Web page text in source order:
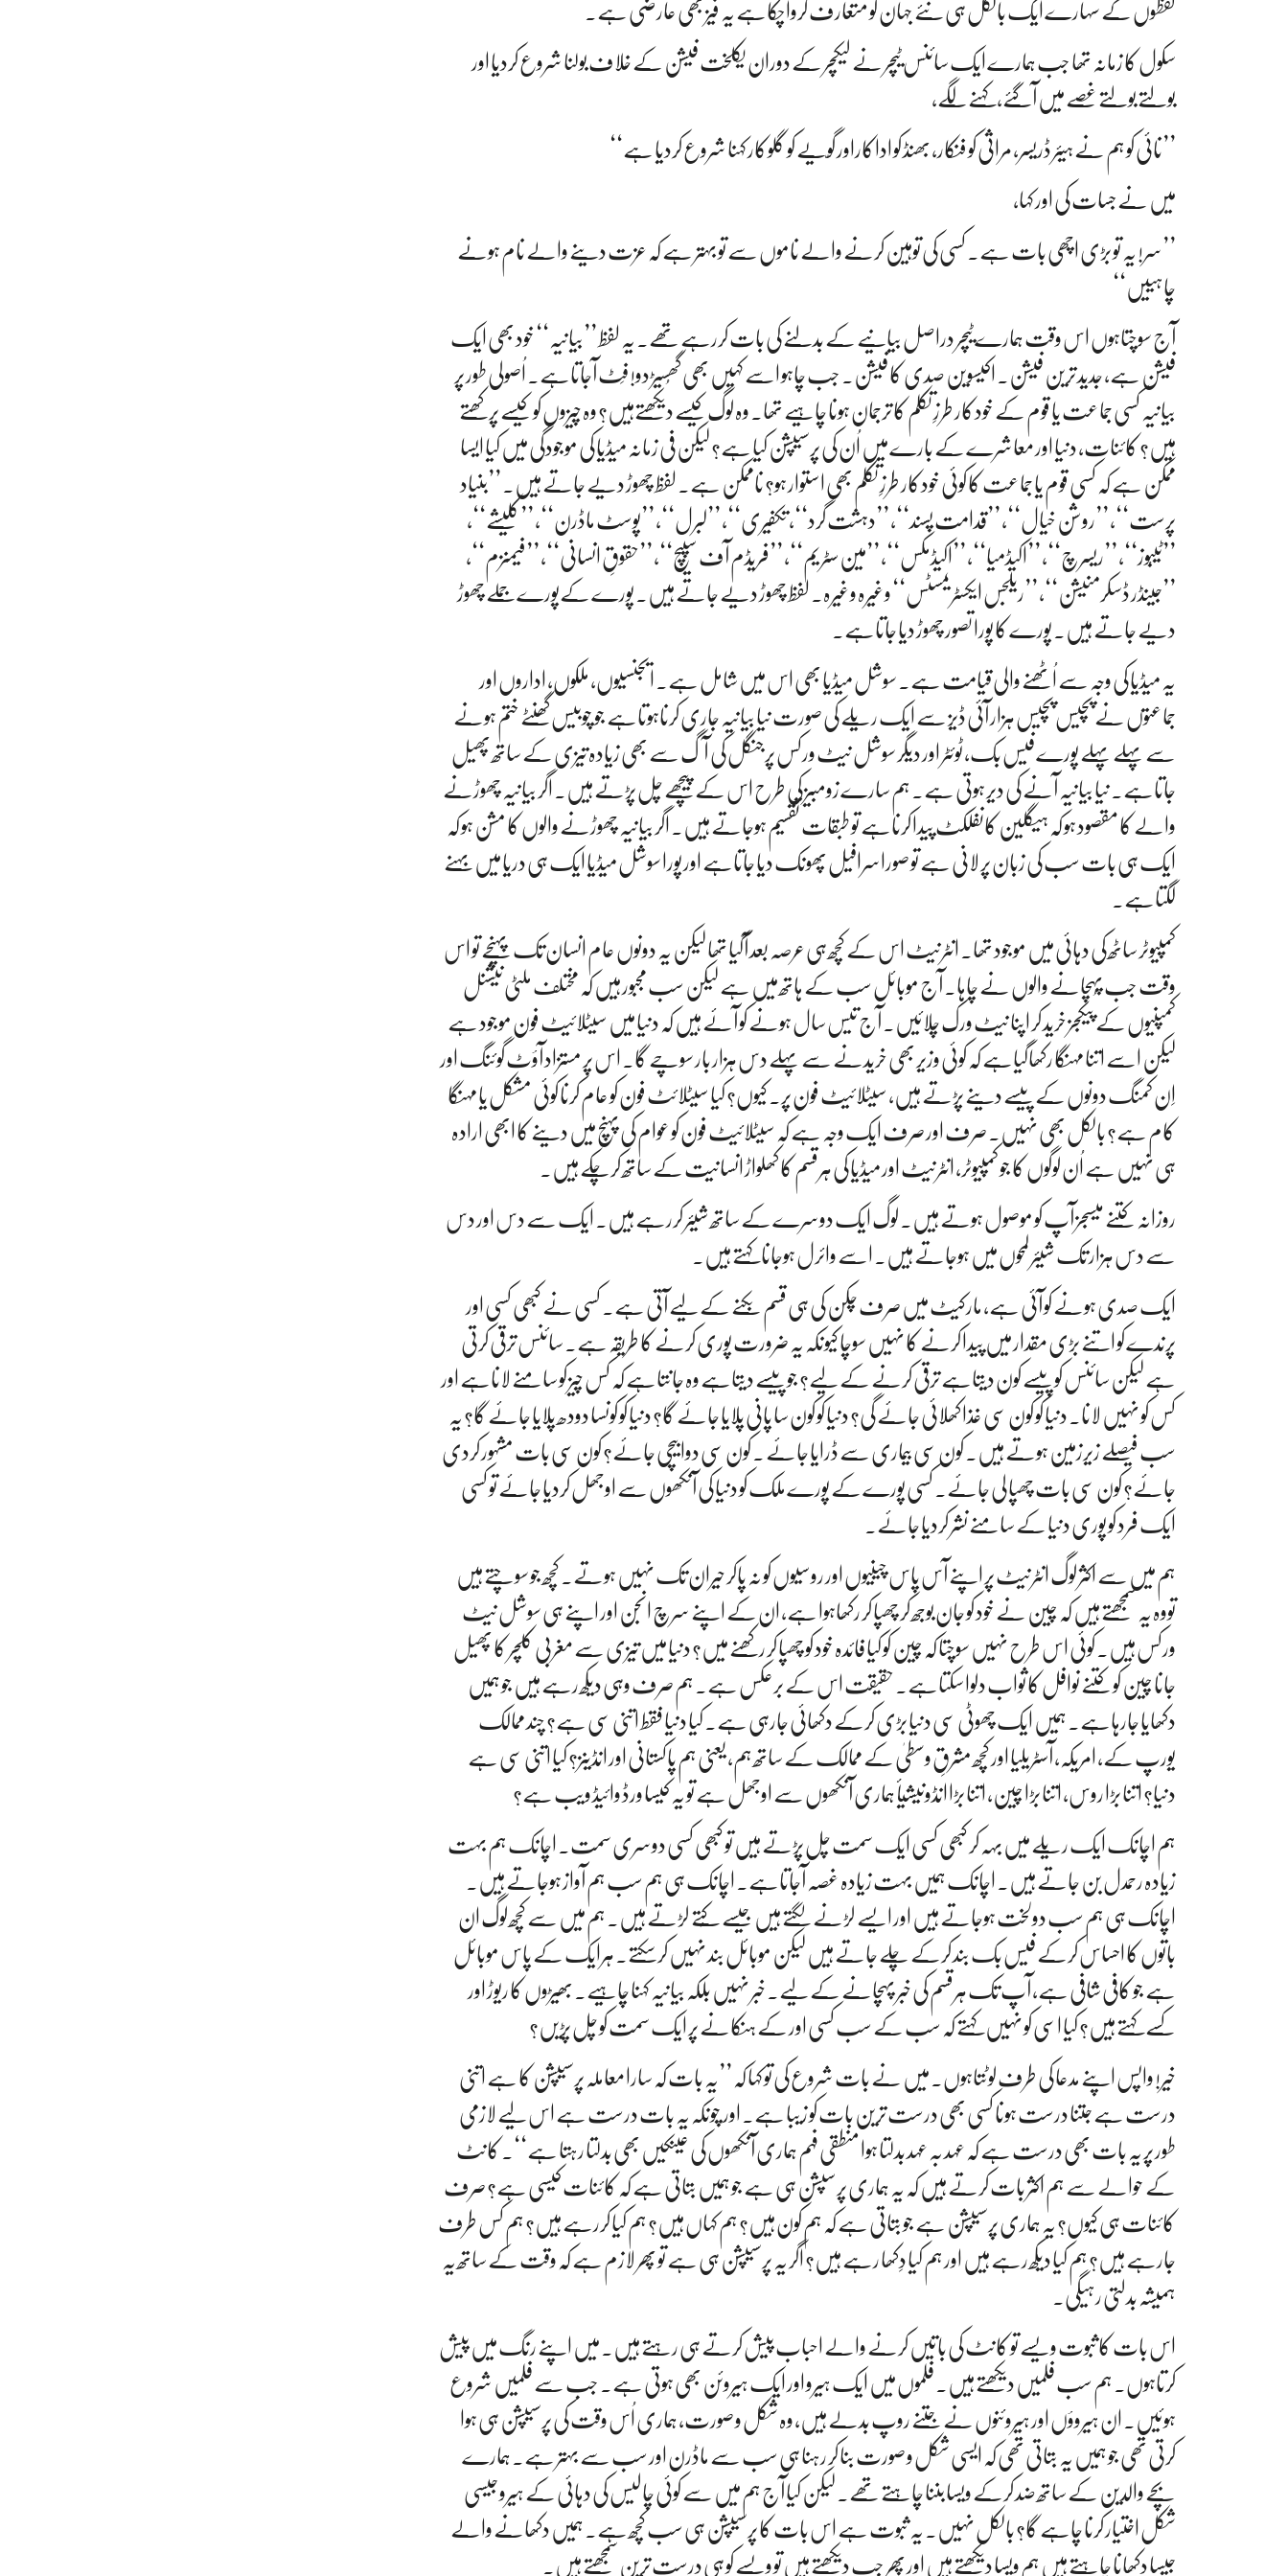
لفظوں کے سہارے ایک بالکل ہی نئے جہان کو متعارف کرواچکاہے یہ فیز بھی عارضی ہے۔
سکول کا زمانہ تھا جب ہمارے ایک سائنس ٹیچر نے لیکچر کے دوران یکلخت فیشن کے خلاف بولنا شروع کردیا اور
بولتے بولتے غصے میں آگئے، کہنے لگے،
’’نائی کو ہم نے ہیئر ڈریسر، مراثی کو فنکار، بھنڈ کو اداکاراور گویّے کو گلوکار کہنا شروع کردیا ہے‘‘
میں نے جسات کی اور کہا،
’’سر! یہ تو بڑی اچھی بات ہے۔ کسی کی توہین کرنے والے ناموں سے تو بہتر ہے کہ عزت دینے والے نام ہونے
چاہییں‘‘
آج سوچتاہوں اس وقت ہمارے ٹیچر دراصل بیانیے کے بدلنے کی بات کررہے تھے۔ یہ لفظ ’’بیانیہ‘‘ خود بھی ایک
فیشن ہے، جدید ترین فیشن۔ اکیسوین صدی کا فیشن۔ جب چاہو اسے کہیں بھی گھُسیڑ دو! فِٹ آجاتاہے۔ اُصولی طور پر
بیانیہ کسی جماعت یا قوم کے خودکار طرزِ تکلم کا ترجمان ہونا چاہیے تھا۔ وہ لوگ کیسے دیکھتےہیں؟ وہ چیزوں کو کیسے پرکھتے
ہیں؟ کائنات، دنیا اور معاشرے کے بارے میں اُن کی پرسیپشن کیا ہے؟ لیکن فی زمانہ میڈیا کی موجودگی میں کیا ایسا
ممکن ہے کہ کسی قوم یا جماعت کا کوئی خودکار طرزِ تکلم بھی استوار ہو؟ ناممکن ہے۔ لفظ چھوڑ دیے جاتے ہیں۔ ’’بنیاد
پرست‘‘، ’’روشن خیال‘‘، ’’قدامت پسند‘‘، ’’دہشت گرد‘‘، تکفیری‘‘، ’’لبرل‘‘، ’’پوسٹ ماڈرن‘‘، ’’کلیشے‘‘،
’’ٹیبُوز‘‘، ’’ریسرچ‘‘، ’’اکیڈمیا‘‘، ’’اکیڈمکس‘‘، ’’مین سٹریم‘‘، ’’فریڈم آف سپیچ‘‘، ’’حقوقِ انسانی‘‘، ’’فیمنزم‘‘،
’’جینڈر ڈسکرمنیشن‘‘، ’’ریلجس ایکسٹریمسٹس‘‘ وغیرہ وغیرہ۔ لفظ چھوڑ دیے جاتے ہیں۔ پورے کےپورے جملے چھوڑ
دیے جاتے ہیں۔ پورے کا پورا تصور چھوڑ دیا جاتاہے۔
یہ میڈیا کی وجہ سے اُٹھنے والی قیامت ہے۔ سوشل میڈیا بھی اس میں شامل ہے۔ ایجنسیوں، ملکوں، اداروں اور
جماعتوں نے پچیس پچیس ہزار آئی ڈیز سے ایک ریلے کی صورت نیا بیانیہ جاری کرناہوتاہے جو چوبیس گھنٹے ختم ہونے
سے پہلے پہلے پورے فیس بک، ٹوئٹر اور دیگر سوشل نیٹ ورکس پرجنگل کی آگ سے بھی زیادہ تیزی کے ساتھ پھیل
جاتاہے۔ نیا بیانیہ آنے کی دیر ہوتی ہے۔ ہم سارے زومبیز کی طرح اس کے پیچھے چل پڑتے ہیں۔ اگر بیانیہ چھوڑنے
والے کا مقصود ہو کہ ہیگلین کانفلکٹ پیدا کرناہے تو طبقات تقسیم ہوجاتے ہیں۔ اگر بیانیہ چھوڑنے والوں کا مشن ہو کہ
ایک ہی بات سب کی زبان پر لانی ہے تو صوراسرافیل پھونک دیا جاتاہے اور پورا سوشل میڈیا ایک ہی دریا میں بہنے
لگتاہے۔
کمپیوٹر ساٹھ کی دہائی میں موجود تھا۔ انٹرنیٹ اس کے کچھ ہی عرصہ بعد آگیا تھا لیکن یہ دونوں عام انسان تک پہنچے تو اس
وقت جب پُہچانے والوں نے چاہا۔ آج موبائل سب کے ہاتھ میں ہے لیکن سب مجبور ہیں کہ مختلف ملٹی نیشنل
کمپنیوں کے پیکجز خرید کر اپنا نیٹ ورک چلائیں۔ آج تیس سال ہونے کو آئے ہیں کہ دنیا میں سیٹلائیٹ فون موجود ہے
لیکن اسے اتنا مہنگا رکھاگیاہے کہ کوئی وزیر بھی خریدنے سے پہلے دس ہزار بار سوچے گا۔ اس پر مستزاد آؤٹ گوئنگ اور
اِن کمنگ دونوں کے پیسے دینے پڑتے ہیں، سیٹلائیٹ فون پر۔ کیوں؟ کیا سیٹلائٹ فون کو عام کرنا کوئی مشکل یا مہنگا
کام ہے؟ بالکل بھی نہیں۔ صرف اور صرف ایک وجہ ہے کہ سیٹلائیٹ فون کو عوام کی پہنچ میں دینے کا ابھی ارادہ
ہی نہیں ہے اُن لوگوں کا جو کمپیوٹر، انٹرنیٹ اور میڈیا کی ہرقسم کا کھلواڑ انسانیت کے ساتھ کرچکے ہیں۔
روزانہ کتنے میسجز آپ کو موصول ہوتے ہیں۔ لوگ ایک دوسرے کے ساتھ شیئر کررہے ہیں۔ ایک سے دس اور دس
سے دس ہزار تک شیئر لمحوں میں ہوجاتے ہیں۔ اسے وائرل ہوجانا کہتے ہیں۔
ایک صدی ہونے کو آئی ہے، مارکیٹ میں صرف چکن کی ہی قسم بکنے کے لیے آتی ہے۔ کسی نے کبھی کسی اور
پرندے کو اتنے بڑی مقدار میں پیدا کرنے کا نہیں سوچا کیونکہ یہ ضرورت پوری کرنے کا طریقہ ہے۔ سائنس ترقی کرتی
ہے لیکن سائنس کو پیسے کون دیتاہے ترقی کرنے کے لیے؟ جو پیسے دیتاہے وہ جانتاہے کہ کس چیز کو سامنے لاناہے اور
کس کو نہیں لانا۔ دنیا کو کون سی غذا کھلائی جائے گی؟ دنیا کو کون سا پانی پلایا جائے گا؟ دنیا کو کونسا دودھ پلایا جائے گا؟ یہ
سب فیصلے زیرزمین ہوتے ہیں۔ کون سی بیماری سے ڈرایا جائے ۔ کون سی دوا بیچی جائے؟ کون سی بات مشہور کردی
جائے؟ کون سی بات چھپا لی جائے۔ کسی پورے کے پورے ملک کو دنیا کی آنکھوں سے اوجھل کردیا جائے تو کسی
ایک فرد کو پوری دنیا کے سامنے نشر کردیا جائے۔
ہم میں سے اکثر لوگ انٹرنیٹ پر اپنے آس پاس چینیوں اور روسیوں کو نہ پاکر حیران تک نہیں ہوتے۔ کچھ جو سوچتے ہیں
تووہ یہ سمجھتے ہیں کہ چین نے خود کو جان بوجھ کر چھپا کر رکھاہوا ہے، ان کے اپنے سرچ انجن اور اپنے ہی سوشل نیٹ
ورکس ہیں۔ کوئی اس طرح نہیں سوچتا کہ چین کو کیا فائدہ خود کو چھپا کر رکھنے میں؟ دنیا میں تیزی سے مغربی کلچر کا پھیل
جانا چین کو کتنے نوافل کا ثواب دلوا سکتاہے۔ حقیقت اس کے برعکس ہے۔ ہم صرف وہی دیکھ رہے ہیں جو ہمیں
دکھایا جارہاہے۔ ہمیں ایک چھوٹی سی دنیا بڑی کرکے دکھائی جارہی ہے۔ کیا دنیا فقط اتنی سی ہے؟ چند ممالک
یورپ کے، امریکہ، آسٹریلیا اور کچھ مشرقِ وسطیٰ کے ممالک کے ساتھ ہم، یعنی ہم پاکستانی اور انڈینز؟ کیا اتنی سی ہے
دنیا؟ اتنا بڑا روس، اتنا بڑا چین، اتنا بڑا انڈونیشیأ ہماری آنکھوں سے اوجھل ہے تو یہ کیسا ورڈ وائیڈ ویب ہے؟
ہم اچانک ایک ریلے میں بہہ کر کبھی کسی ایک سمت چل پڑتے ہیں تو کبھی کسی دوسری سمت۔ اچانک ہم بہت
زیادہ رحمدل بن جاتے ہیں۔ اچانک ہمیں بہت زیادہ غصہ آجاتاہے۔ اچانک ہی ہم سب ہم آواز ہوجاتے ہیں۔
اچانک ہی ہم سب دولخت ہوجاتے ہیں اور ایسے لڑنے لگتے ہیں جیسے کُتے لڑتے ہیں۔ ہم میں سے کچھ لوگ ان
باتوں کا احساس کرکے فیس بک بند کرکے چلے جاتے ہیں لیکن موبائل بند نہیں کرسکتے۔ ہرایک کے پاس موبائل
ہے جو کافی شافی ہے، آپ تک ہرقسم کی خبر پہچانے کے لیے۔ خبر نہیں بلکہ بیانیہ کہنا چاہیے۔ بھیڑوں کا ریوڑ اور
کسے کہتے ہیں؟ کیا اسی کو نہیں کہتے کہ سب کے سب کسی اور کے ہنکانے پر ایک سمت کو چل پڑیں؟
خیر! واپس اپنے مدعا کی طرف لوٹتاہوں۔ میں نے بات شروع کی تو کہا کہ ’’یہ بات کہ سارا معاملہ پرسیپشن کا ہے اتنی
درست ہے جتنا درست ہونا کسی بھی درست ترین بات کو زیبا ہے۔ اور چونکہ یہ بات درست ہے اس لیے لازمی
طور پر یہ بات بھی درست ہے کہ عہد بہ عہد بدلتا ہوا منطقی فہم ہماری آنکھوں کی عینکیں بھی بدلتا رہتا ہے‘‘۔ کانٹ
کے حوالے سے ہم اکثر بات کرتے ہیں کہ یہ ہماری پرسپشن ہی ہے جو ہمیں بتاتی ہے کہ کائنات کیسی ہے؟ صرف
کائنات ہی کیوں؟ یہ ہماری پرسیپشن ہے جو بتاتی ہے کہ ہم کون ہیں؟ ہم کہاں ہیں؟ ہم کیا کررہے ہیں؟ ہم کس طرف
جارہے ہیں؟ ہم کیا دیکھ رہے ہیں اور ہم کیا دِکھا رہے ہیں؟ اگر یہ پرسیپشن ہی ہے تو پھر لازم ہے کہ وقت کے ساتھ یہ
ہمیشہ بدلتی رہیگی۔
اس بات کا ثبوت ویسے تو کانٹ کی باتیں کرنے والے احباب پیش کرتے ہی رہتے ہیں۔ میں اپنے رنگ میں پیش
کرتاہوں۔ ہم سب فلمیں دیکھتے ہیں۔ فلموں میں ایک ہیرو اور ایک ہیروئن بھی ہوتی ہے۔ جب سے فلمیں شروع
ہوئیں۔ ان ہیروؤں اور ہیروئنوں نے جتنے روپ بدلے ہیں، وہ شکل و صورت، ہماری اُس وقت کی پرسیپشن ہی ہوا
کرتی تھی جو ہمیں یہ بتاتی تھی کہ ایسی شکل و صورت بنا کر رہنا ہی سب سے ماڈرن اور سب سے بہتر ہے۔ ہمارے
بچے والدین کے ساتھ ضد کرکے ویسا بننا چاہتے تھے۔ لیکن کیا آج ہم میں سے کوئی چالیس کی دہائی کے ہیرو جیسی
شکل اختیار کرنا چاہے گا؟ بالکل نہیں۔ یہ ثبوت ہے اس بات کا پرسیپشن ہی سب کچھ ہے۔ ہمیں دکھانے والے
جیسا دکھانا چاہتے ہیں ہم ویسا دیکھتے ہیں اور پھر جب دیکھتے ہیں تو ویسے کو ہی درست ترین سمجھتے ہیں۔